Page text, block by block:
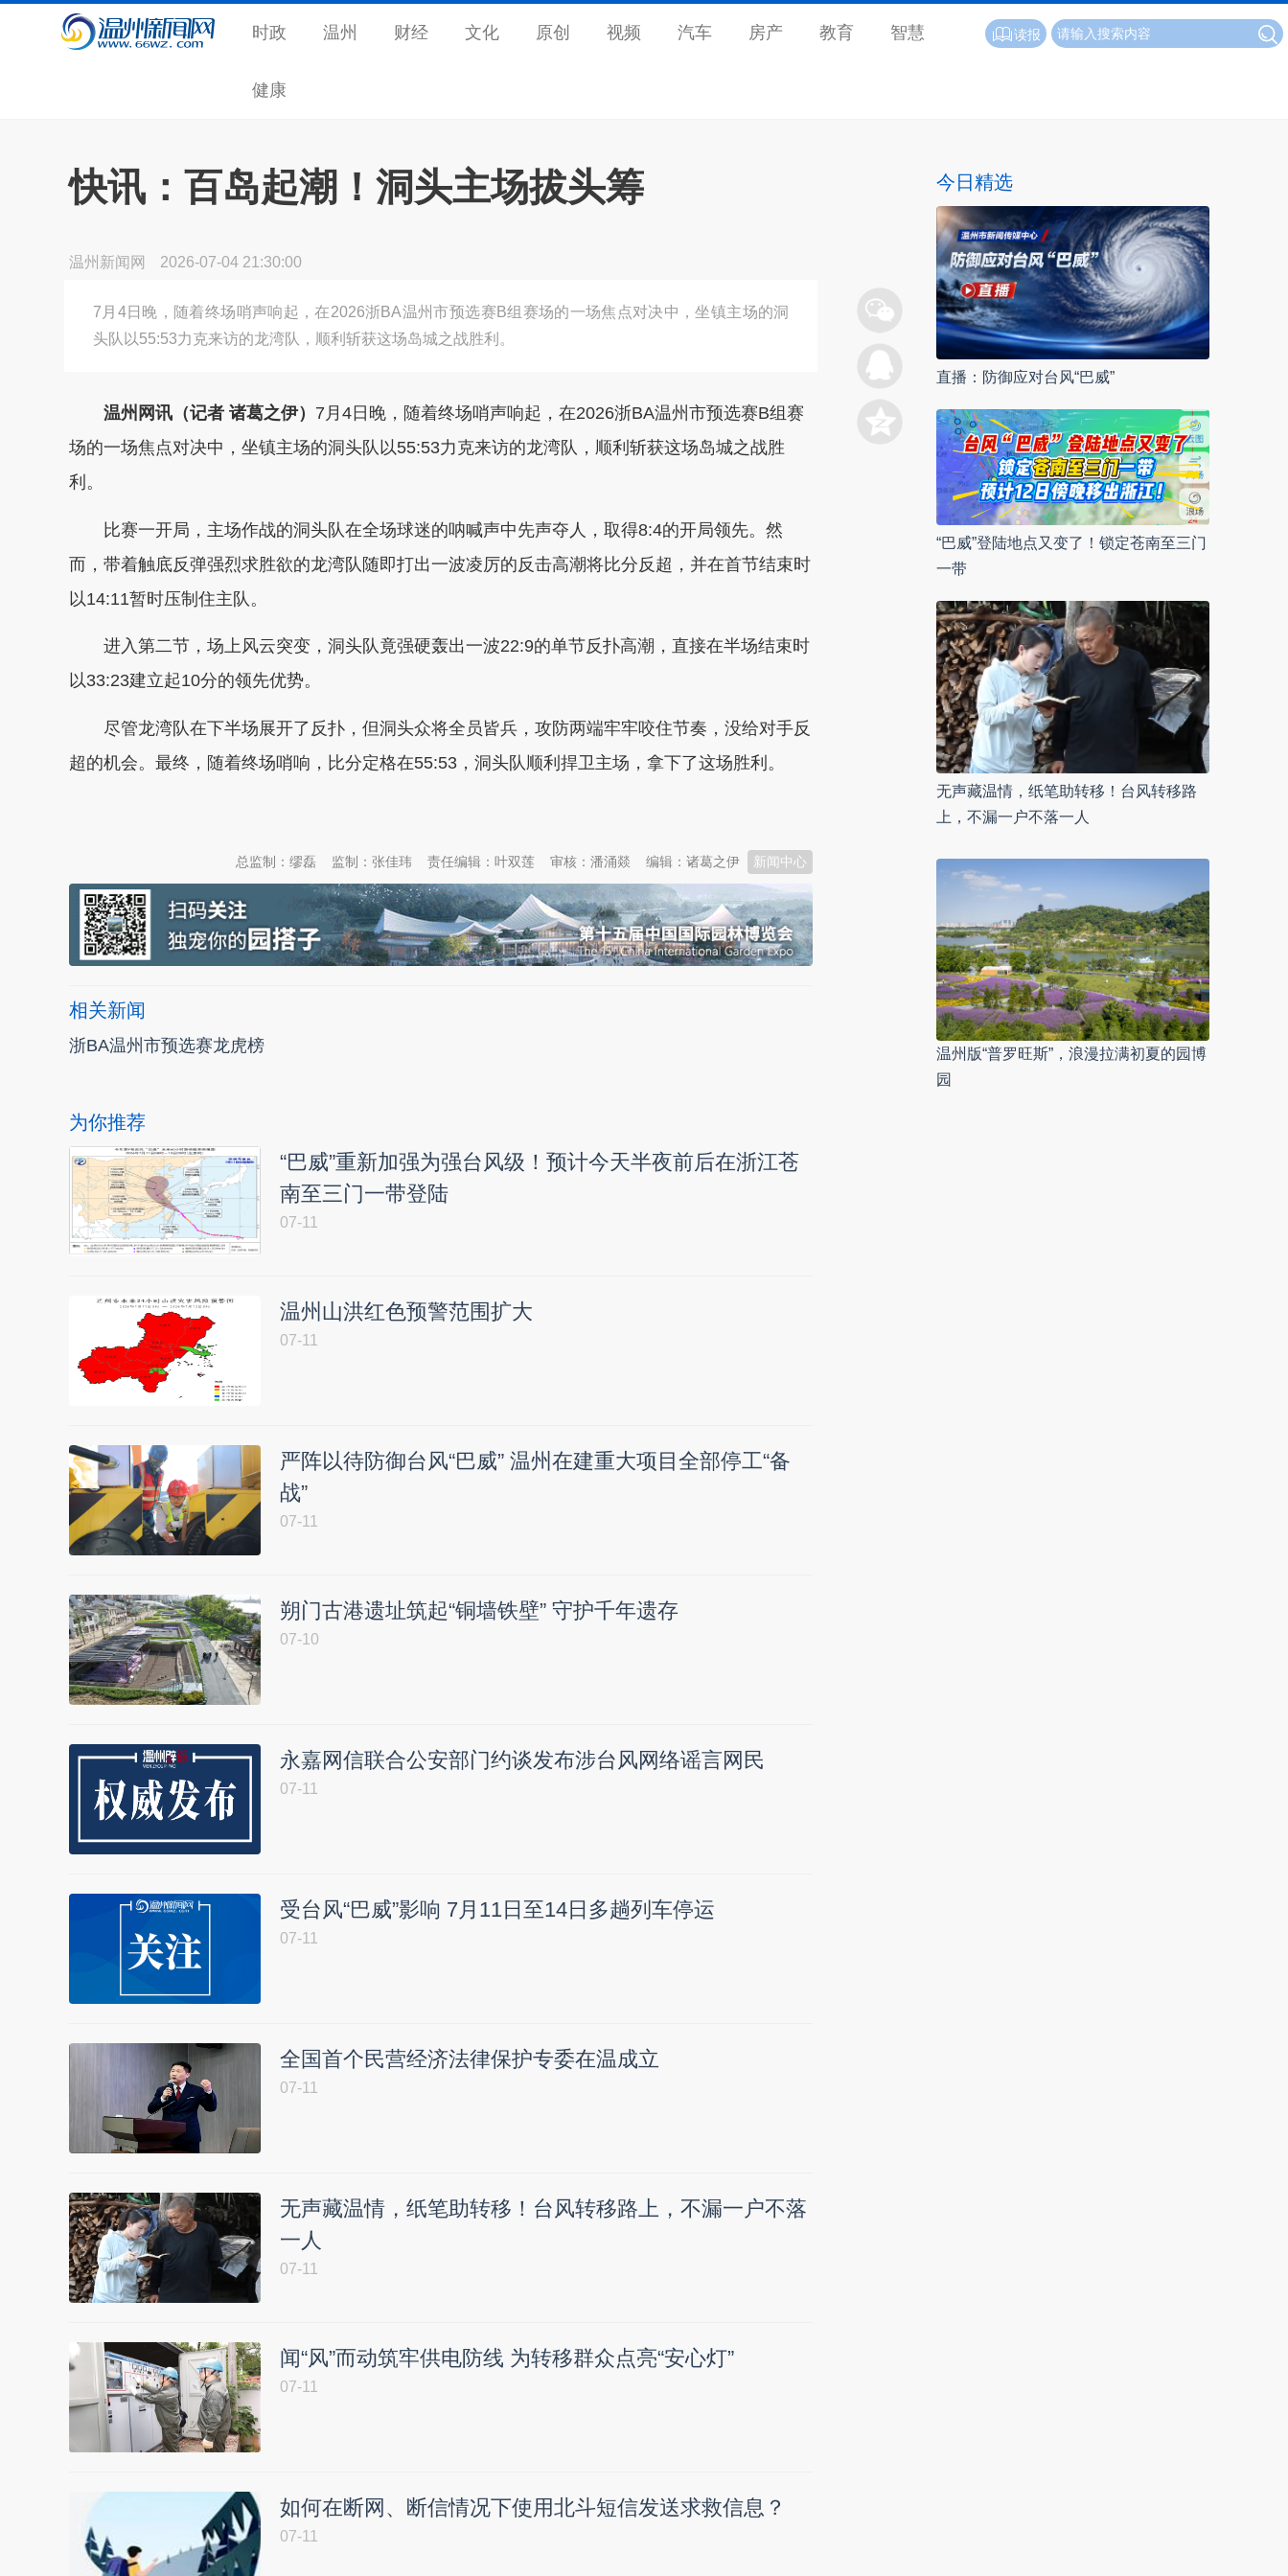
时政 温州 财经 文化 原创 视频 汽车 房产 教育 智慧
健康
读报
快讯：百岛起潮！洞头主场拔头筹
温州新闻网 2026-07-04 21:30:00
7月4日晚，随着终场哨声响起，在2026浙BA温州市预选赛B组赛场的一场焦点对决中，坐镇主场的洞
头队以55:53力克来访的龙湾队，顺利斩获这场岛城之战胜利。
温州网讯（记者 诸葛之伊） 7月4日晚，随着终场哨声响起，在2026浙BA温州市预选赛B组赛
场的一场焦点对决中，坐镇主场的洞头队以55:53力克来访的龙湾队，顺利斩获这场岛城之战胜
利。
比赛一开局，主场作战的洞头队在全场球迷的呐喊声中先声夺人，取得8:4的开局领先。然
而，带着触底反弹强烈求胜欲的龙湾队随即打出一波凌厉的反击高潮将比分反超，并在首节结束时
以14:11暂时压制住主队。
进入第二节，场上风云突变，洞头队竟强硬轰出一波22:9的单节反扑高潮，直接在半场结束时
以33:23建立起10分的领先优势。
尽管龙湾队在下半场展开了反扑，但洞头众将全员皆兵，攻防两端牢牢咬住节奏，没给对手反
超的机会。最终，随着终场哨响，比分定格在55:53，洞头队顺利捍卫主场，拿下了这场胜利。
新闻中心
编辑：诸葛之伊
审核：潘涌燚
责任编辑：叶双莲
监制：张佳玮
总监制：缪磊
相关新闻
浙BA温州市预选赛龙虎榜
为你推荐
“巴威”重新加强为强台风级！预计今天半夜前后在浙江苍
南至三门一带登陆
07-11
温州山洪红色预警范围扩大
07-11
严阵以待防御台风“巴威” 温州在建重大项目全部停工“备
战”
07-11
朔门古港遗址筑起“铜墙铁壁” 守护千年遗存
07-10
永嘉网信联合公安部门约谈发布涉台风网络谣言网民
07-11
受台风“巴威”影响 7月11日至14日多趟列车停运
07-11
全国首个民营经济法律保护专委在温成立
07-11
无声藏温情，纸笔助转移！台风转移路上，不漏一户不落
一人
07-11
闻“风”而动筑牢供电防线 为转移群众点亮“安心灯”
07-11
如何在断网、断信情况下使用北斗短信发送求救信息？
07-11
今日精选
直播：防御应对台风“巴威”
“巴威”登陆地点又变了！锁定苍南至三门
一带
无声藏温情，纸笔助转移！台风转移路
上，不漏一户不落一人
温州版“普罗旺斯”，浪漫拉满初夏的园博
园